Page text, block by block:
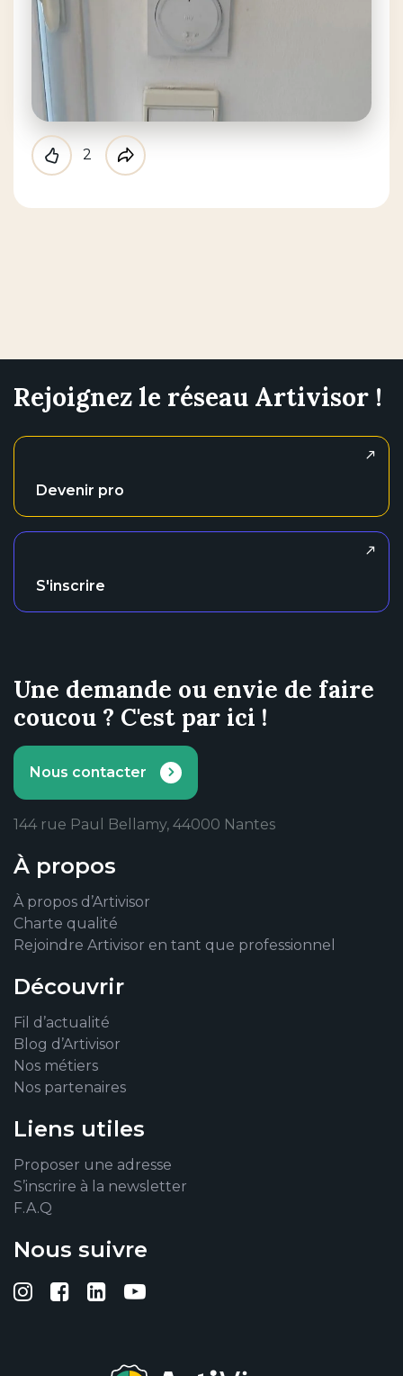
Like
2
Partager
Rejoignez le réseau Artivisor !
Devenir pro
S'inscrire
Une demande ou envie de faire
coucou ? C'est par ici !
Nous contacter
144 rue Paul Bellamy, 44000 Nantes
À propos
À propos d’Artivisor
Charte qualité
Rejoindre Artivisor en tant que professionnel
Découvrir
Fil d’actualité
Blog d’Artivisor
Nos métiers
Nos partenaires
Liens utiles
Proposer une adresse
S’inscrire à la newsletter
F.A.Q
Nous suivre
Suivez-nous sur Instagram
Suivez-nous sur Facebook
Suivez-nous sur Linkedin
Suivez-nous sur